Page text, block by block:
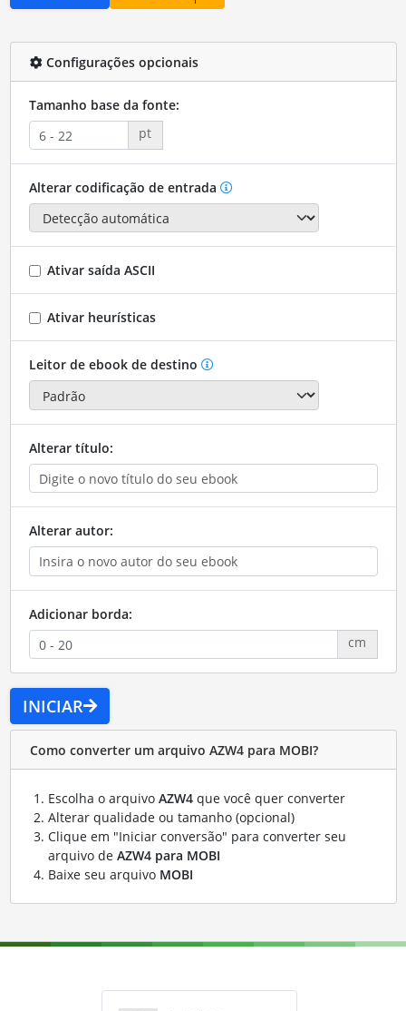
Configurações opcionais
Tamanho base da fonte:
pt
Alterar codificação de entrada
Ativar saída ASCII
Ativar heurísticas
Leitor de ebook de destino
Alterar título:
Alterar autor:
Adicionar borda:
cm
INICIAR
Como converter um arquivo AZW4 para MOBI?
Escolha o arquivo AZW4que você quer converter
Alterar qualidade ou tamanho (opcional)
Clique em "Iniciar conversão" para converter seu
arquivo de AZW4 para MOBI
Baixe seu arquivo MOBI